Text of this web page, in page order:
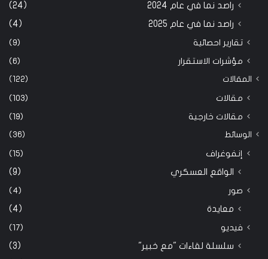
راصد نما في عام 2024
(24)
راصد نما في عام 2025
(4)
تقارير احصائية (9)
مؤشرات الاستقرار (6)
المقالات (122)
مقالات (103)
مقالات خارجية (19)
الوسائط (36)
إنفوغراف (15)
الواقع العسكري (9)
صور (4)
معايدة (4)
فيديو (17)
سلسلة لقاءات "مع خبير"
(3)